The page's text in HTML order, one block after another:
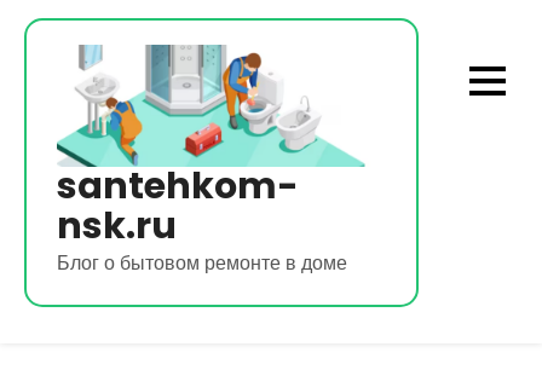
Перейти
содержимому
santehkom-
nsk.ru
Блог о бытовом ремонте в доме